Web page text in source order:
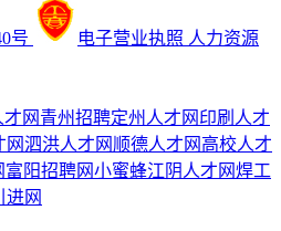
号 电子营业执照 人力资源
网 青州招聘定州人才网 印刷人才
网泗洪人才网 顺德人才网 高校人才
富阳招聘网小蜜蜂江阴人才网焊工
进网